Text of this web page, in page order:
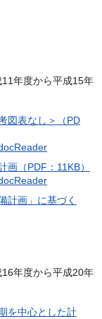
年度から平成15年
図表なし＞（PD
（PDF：11KB）
計画」に基づく
年度から平成20年
を中心とした計